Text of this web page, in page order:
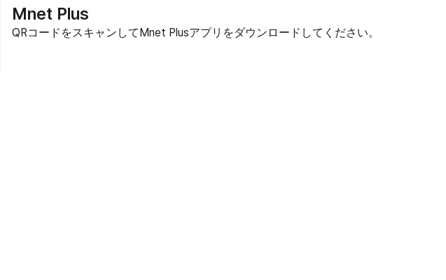
Mnet Plus
QRコードをスキャンしてMnet Plusアプリをダウンロードしてください。